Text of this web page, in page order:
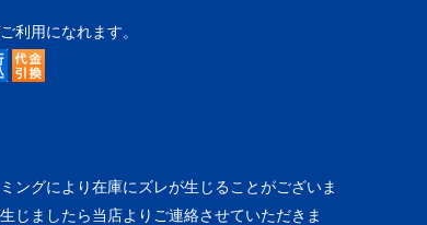
利用になれます。
ングにより在庫にズレが生じることがございま
じましたら当店よりご連絡させていただきま